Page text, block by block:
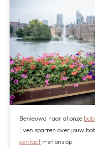
Benieuwd naar al onze
Even sparren over jouw
contact met ons op.